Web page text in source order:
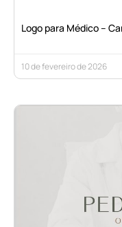
Logo para Médico –
10 de fevereiro de 2026